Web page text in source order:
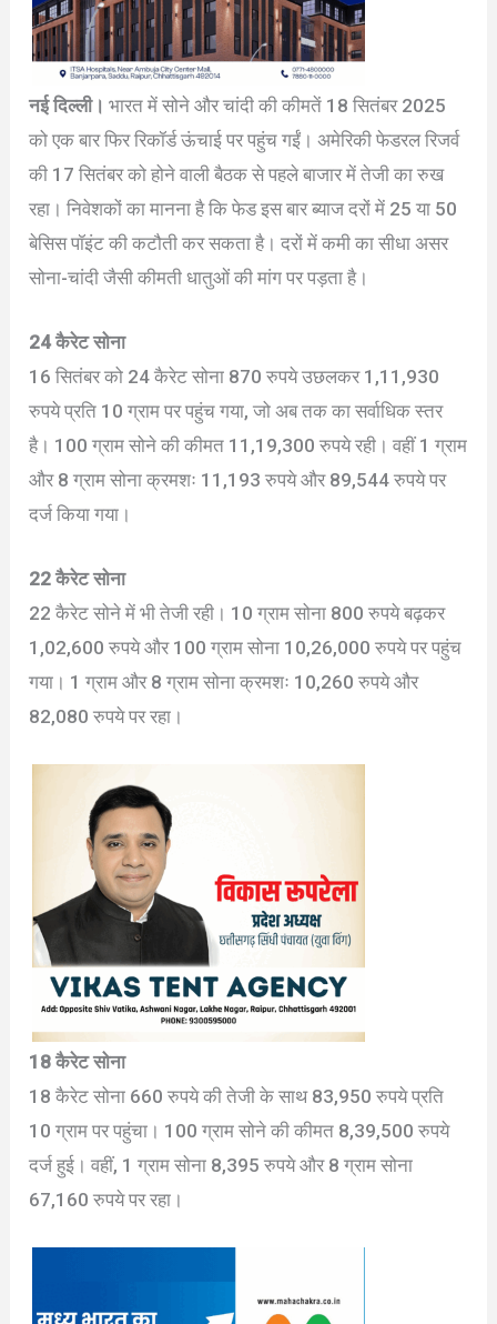
नई दिल्ली। भारत में सोने और चांदी की कीमतें 18 सितंबर 2025
को एक बार फिर रिकॉर्ड ऊंचाई पर पहुंच गईं। अमेरिकी फेडरल रिजर्व
की 17 सितंबर को होने वाली बैठक से पहले बाजार में तेजी का रुख
रहा। निवेशकों का मानना है कि फेड इस बार ब्याज दरों में 25 या 50
बेसिस पॉइंट की कटौती कर सकता है। दरों में कमी का सीधा असर
सोना-चांदी जैसी कीमती धातुओं की मांग पर पड़ता है।
24 कैरेट सोना
16 सितंबर को 24 कैरेट सोना 870 रुपये उछलकर 1,11,930
रुपये प्रति 10 ग्राम पर पहुंच गया, जो अब तक का सर्वाधिक स्तर
है। 100 ग्राम सोने की कीमत 11,19,300 रुपये रही। वहीं 1 ग्राम
और 8 ग्राम सोना क्रमशः 11,193 रुपये और 89,544 रुपये पर
दर्ज किया गया।
22 कैरेट सोना
22 कैरेट सोने में भी तेजी रही। 10 ग्राम सोना 800 रुपये बढ़कर
1,02,600 रुपये और 100 ग्राम सोना 10,26,000 रुपये पर पहुंच
गया। 1 ग्राम और 8 ग्राम सोना क्रमशः 10,260 रुपये और
82,080 रुपये पर रहा।
18 कैरेट सोना
18 कैरेट सोना 660 रुपये की तेजी के साथ 83,950 रुपये प्रति
10 ग्राम पर पहुंचा। 100 ग्राम सोने की कीमत 8,39,500 रुपये
दर्ज हुई। वहीं, 1 ग्राम सोना 8,395 रुपये और 8 ग्राम सोना
67,160 रुपये पर रहा।